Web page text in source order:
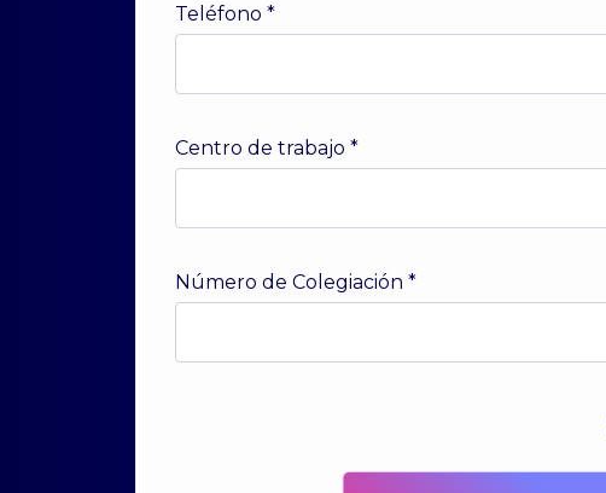
Teléfono *
Centro de trabajo *
Número de Colegiación *